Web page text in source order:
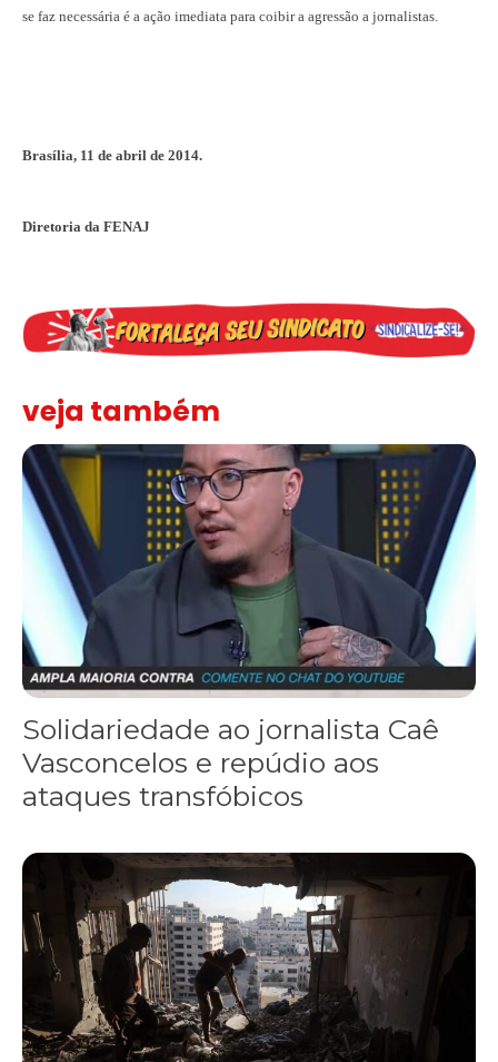
se faz necessária é a ação imediata para coibir a agressão a jornalistas.
Brasília, 11 de abril de 2014.
Diretoria da FENAJ
veja também
Solidariedade ao jornalista Caê Vasconcelos e repúdio aos
Solidariedade ao jornalista Caê
Vasconcelos e repúdio aos
ataques transfóbicos
“Funeral para toda Gaza” — enquanto o Conselho da Paz